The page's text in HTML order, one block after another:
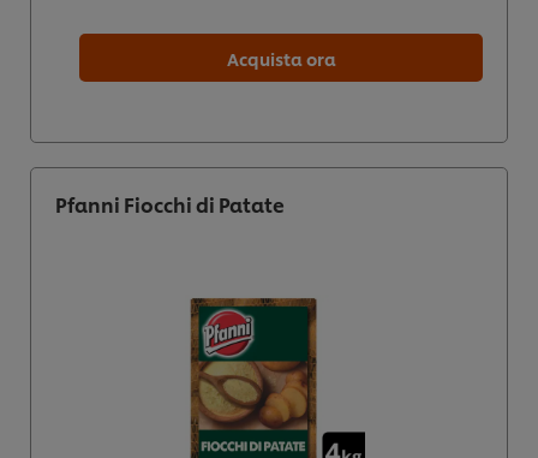
Acquista ora
Pfanni Fiocchi di Patate